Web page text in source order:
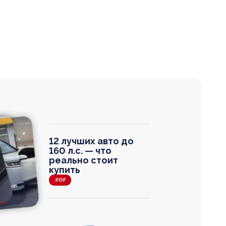
000
12 лучших авто до
160 л.с. — что
реально стоит
купить
.PDF